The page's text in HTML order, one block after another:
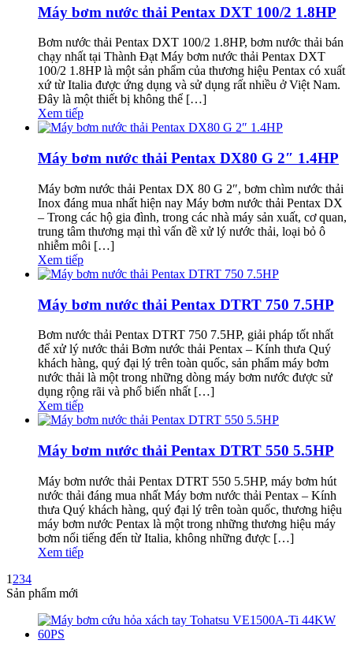
Máy bơm nước thải Pentax DXT 100/2 1.8HP
Bơm nước thải Pentax DXT 100/2 1.8HP, bơm nước thải bán
chạy nhất tại Thành Đạt Máy bơm nước thải Pentax DXT
100/2 1.8HP là một sản phẩm của thương hiệu Pentax có xuất
xứ từ Italia được ứng dụng và sử dụng rất nhiều ở Việt Nam.
Đây là một thiết bị không thể […]
Xem tiếp
Máy bơm nước thải Pentax DX80 G 2″ 1.4HP
Máy bơm nước thải Pentax DX 80 G 2″, bơm chìm nước thải
Inox đáng mua nhất hiện nay Máy bơm nước thải Pentax DX
– Trong các hộ gia đình, trong các nhà máy sản xuất, cơ quan,
trung tâm thương mại thì vấn đề xử lý nước thải, loại bỏ ô
nhiễm môi […]
Xem tiếp
Máy bơm nước thải Pentax DTRT 750 7.5HP
Bơm nước thải Pentax DTRT 750 7.5HP, giải pháp tốt nhất
để xử lý nước thải Bơm nước thải Pentax – Kính thưa Quý
khách hàng, quý đại lý trên toàn quốc, sản phẩm máy bơm
nước thải là một trong những dòng máy bơm nước được sử
dụng rộng rãi và phổ biến nhất […]
Xem tiếp
Máy bơm nước thải Pentax DTRT 550 5.5HP
Máy bơm nước thải Pentax DTRT 550 5.5HP, máy bơm hút
nước thải đáng mua nhất Máy bơm nước thải Pentax – Kính
thưa Quý khách hàng, quý đại lý trên toàn quốc, thương hiệu
máy bơm nước Pentax là một trong những thương hiệu máy
bơm nổi tiếng đến từ Italia, không những được […]
Xem tiếp
1 234
Sản phẩm mới